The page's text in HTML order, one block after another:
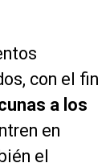
con el fin
a los
en
el